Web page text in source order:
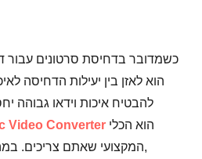
כשמדובר בדחיסת סרטונים עבור
הוא לאזן בין יעילות הדחיסה
להבטיח איכות וידאו גבוהה
Video Converter
המקצועי שאתם צריכים.